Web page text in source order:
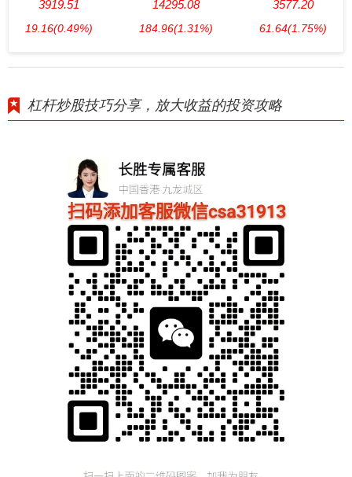
3919.51
19.16(0.49%)
14295.08
184.96(1.31%)
3577.20
61.64(1.75%)
杠杆炒股技巧分享，放大收益的投资攻略